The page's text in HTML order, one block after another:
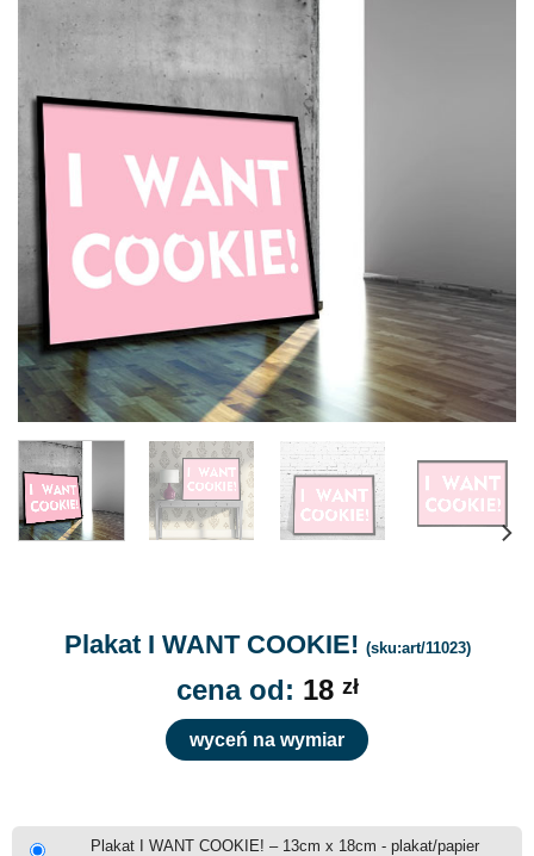
Plakat I WANT COOKIE! (sku:art/11023)
cena od: 18 zł
wyceń na wymiar
Plakat I WANT COOKIE! – 13cm x 18cm - plakat/papier